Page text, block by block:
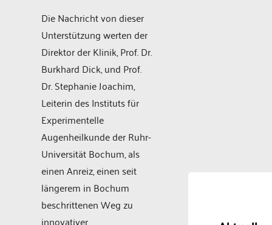
Die Nachricht von dieser
Unterstützung werten der
Direktor der Klinik, Prof. Dr.
Burkhard Dick, und Prof.
Dr. Stephanie Joachim,
Leiterin des Instituts für
Experimentelle
Augenheilkunde der Ruhr-
Universität Bochum, als
einen Anreiz, einen seit
längerem in Bochum
beschrittenen Weg zu
innovativer